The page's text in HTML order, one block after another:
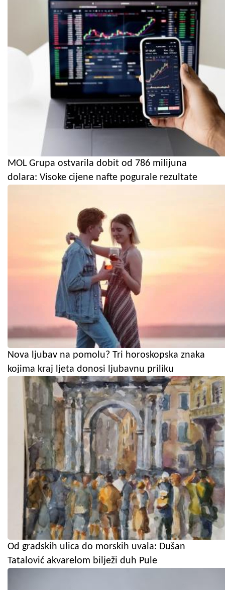
MOL Grupa ostvarila dobit od 786 milijuna
dolara: Visoke cijene nafte pogurale rezultate
Nova ljubav na pomolu? Tri horoskopska znaka
kojima kraj ljeta donosi ljubavnu priliku
Od gradskih ulica do morskih uvala: Dušan
Tatalović akvarelom bilježi duh Pule